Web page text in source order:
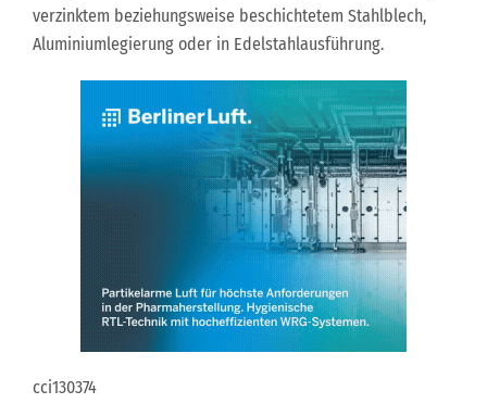
verzinktem beziehungsweise beschichtetem Stahlblech,
Aluminiumlegierung oder in Edelstahlausführung.
cci130374